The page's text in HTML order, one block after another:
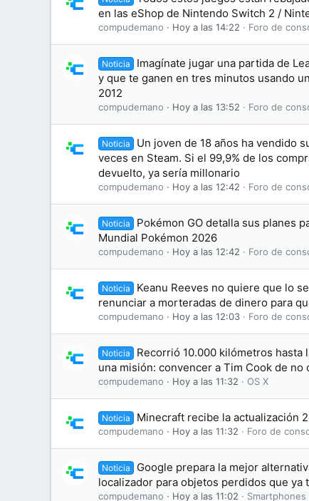
en las eShop de Nintendo Switch 2 /
compudemano Hoy a las 14:22 Foro de
Noticia
Imagínate jugar una partida de
y que te ganen en tres minutos usando
2012
compudemano Hoy a las 13:52 Foro de
Noticia
Un joven de 18 años ha vendido
veces en Steam. Si el 99,9% de los
devuelto, ya sería millonario
compudemano Hoy a las 12:42 Foro de
Noticia
Pokémon GO detalla sus planes
Mundial Pokémon 2026
compudemano Hoy a las 12:42 Foro de
Noticia
Keanu Reeves no quiere que lo
renunciar a morteradas de dinero para
compudemano Hoy a las 12:03 Foro de
Noticia
Recorrió 10.000 kilómetros hasta
una misión: convencer a Tim Cook de
compudemano Hoy a las 11:32 OS X
Noticia Minecraft recibe la actualización
compudemano Hoy a las 11:32 Foro de
Noticia
Google prepara la mejor
localizador para objetos perdidos que ya
compudemano Hoy a las 11:02 Smartphones